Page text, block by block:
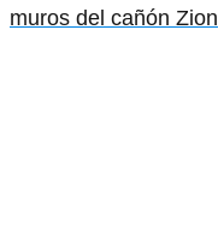
muros del cañón Zion